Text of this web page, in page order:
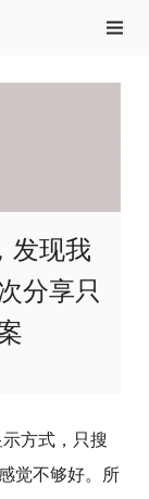
发现我
分享只
方式，只搜
觉不够好。所